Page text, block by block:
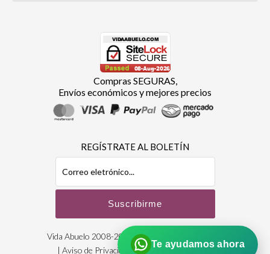
Compras SEGURAS,
Envíos económicos y mejores precios
REGÍSTRATE AL BOLETÍN
Vida Abuelo 2008-2026 | Derechos Reservados
| Aviso de Privacidad| Designed by:Bioxnet
Te ayudamos ahora